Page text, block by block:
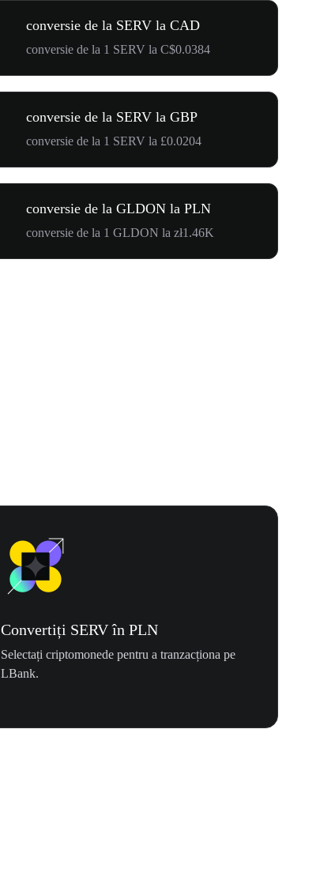
conversie de la SERV la CAD
conversie de la 1 SERV la C$0.0384
conversie de la SERV la GBP
conversie de la 1 SERV la £0.0204
conversie de la GLDON la PLN
conversie de la 1 GLDON la zł1.46K
Convertiți SERV în PLN
Selectați criptomonede pentru a tranzacționa pe
LBank.